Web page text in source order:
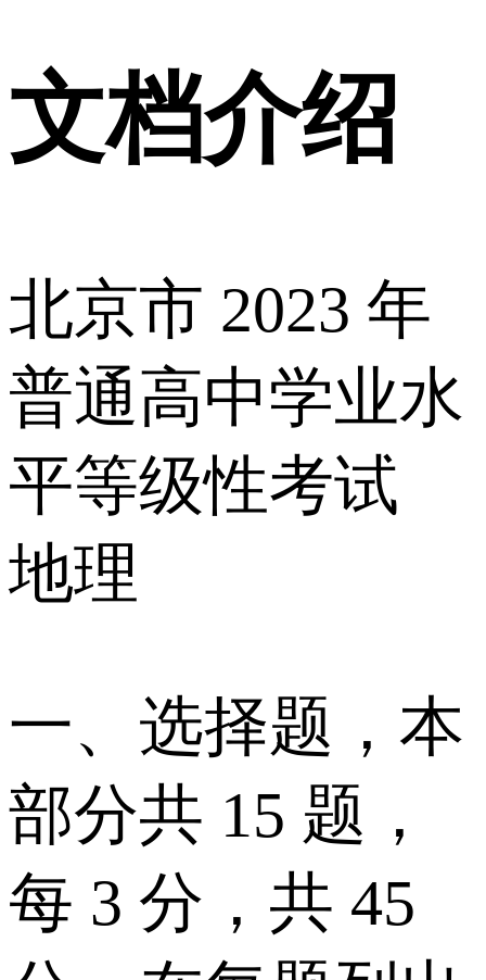
文档介绍
北京市 2023 年
普通高中学业水
平等级性考试
地理
一、选择题，本
部分共 15 题，
每 3 分，共 45